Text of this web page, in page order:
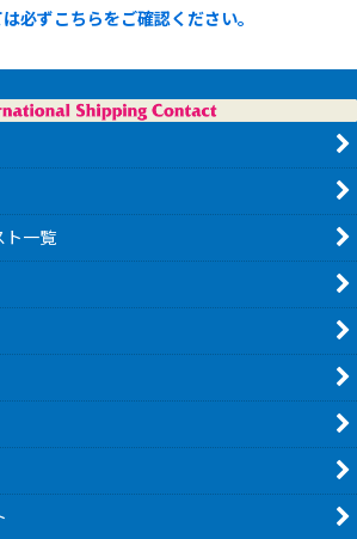
必ずこちらをご確認ください。
ト一覧